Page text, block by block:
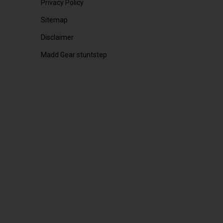
Privacy Policy
Sitemap
Disclaimer
Madd Gear stuntstep